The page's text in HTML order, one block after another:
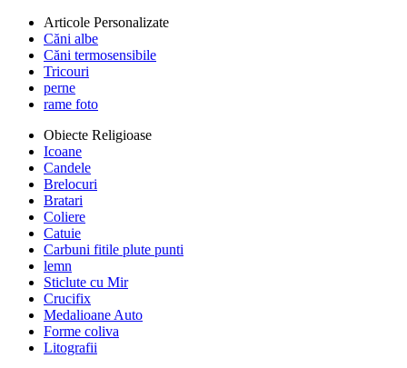
Articole Personalizate
Căni albe
Căni termosensibile
Tricouri
perne
rame foto
Obiecte Religioase
Icoane
Candele
Brelocuri
Bratari
Coliere
Catuie
Carbuni fitile plute punti
lemn
Sticlute cu Mir
Crucifix
Medalioane Auto
Forme coliva
Litografii